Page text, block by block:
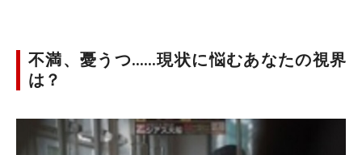
不満、憂うつ……現状に悩むあなたの視界
は？